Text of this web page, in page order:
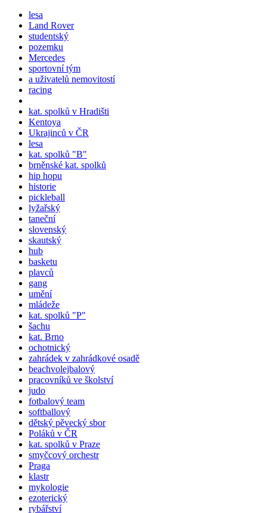
lesa
Land Rover
studentský
pozemku
Mercedes
sportovní tým
a uživatelů nemovitostí
racing
kat. spolků v Hradišti
Kentoya
Ukrajinců v ČR
lesa
kat. spolků "B"
brněnské kat. spolků
hip hopu
historie
pickleball
lyžařský
taneční
slovenský
skautský
hub
basketu
plavců
gang
umění
mládeže
kat. spolků "P"
šachu
kat. Brno
ochotnický
zahrádek v zahrádkové osadě
beachvolejbalový
pracovníků ve školství
judo
fotbalový team
softballový
dětský pěvecký sbor
Poláků v ČR
kat. spolků v Praze
smyčcový orchestr
Praga
klastr
mykologie
ezoterický
rybářství